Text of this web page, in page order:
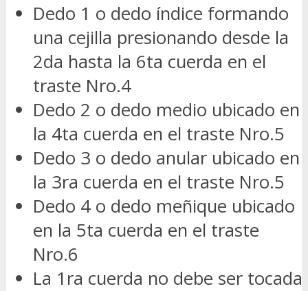
Dedo 1 o dedo índice formando
una cejilla presionando desde la
2da hasta la 6ta cuerda en el
traste Nro.4
Dedo 2 o dedo medio ubicado en
la 4ta cuerda en el traste Nro.5
Dedo 3 o dedo anular ubicado en
la 3ra cuerda en el traste Nro.5
Dedo 4 o dedo meñique ubicado
en la 5ta cuerda en el traste
Nro.6
La 1ra cuerda no debe ser tocada